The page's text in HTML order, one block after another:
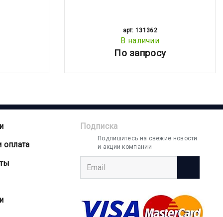
арт: 131362
В наличии
По запросу
Подписка
Подпишитесь на свежие новости
и акции компании
оплата